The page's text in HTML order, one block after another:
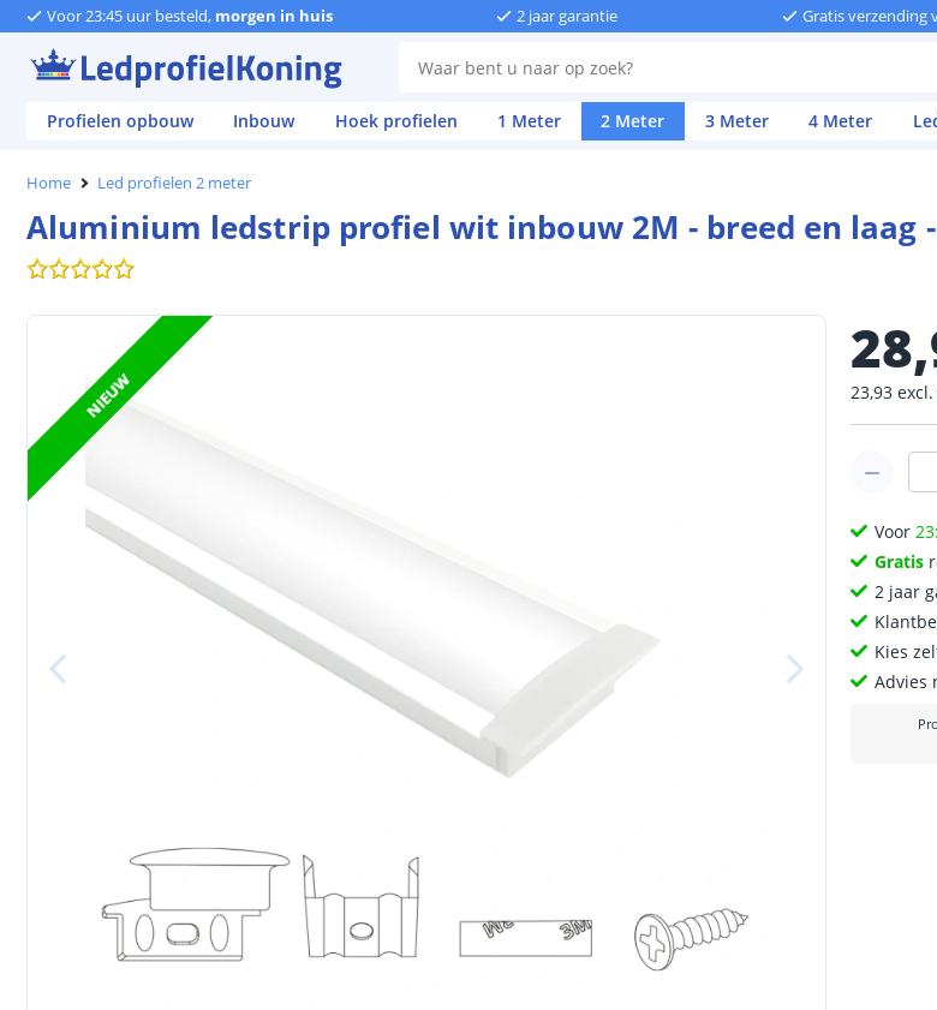
Voor 23:45 uur besteld, morgen in huis 2 jaar garantie Gratis verzending
Profielen opbouw Inbouw Hoek profielen 1 Meter 2 Meter 3 Meter 4 Meter
Home Led profielen 2 meter
Aluminium ledstrip profiel wit inbouw 2M - breed en laag
NIEUW
28,
23,93 excl.
Voor
Gratis
2 jaar
Kies
Advies